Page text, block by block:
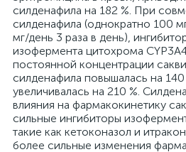
силденафила на 182 %. При
силденафила (однократно 100
мг/день 3 раза в день),
изофермента цитохрома
постоянной концентрации
силденафила повышалась на 140
увеличивалась на 210 %.
влияния на фармакокинетику
сильные ингибиторы
такие как кетоконазол и
более сильные изменения